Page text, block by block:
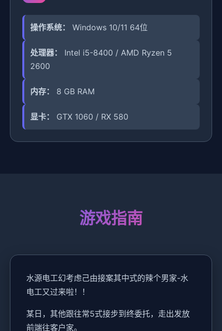
操作系统： Windows 10/11 64位
处理器：
Intel i5-8400 / AMD Ryzen 5
2600
内存： 8 GB RAM
显卡： GTX 1060 / RX 580
游戏指南
水源电工幻考虑己由接案其中式的辣个男家-水
电工又过来啦！！
某日，其他跟往常5式接步到终委托，走出发放
前端往客户家。